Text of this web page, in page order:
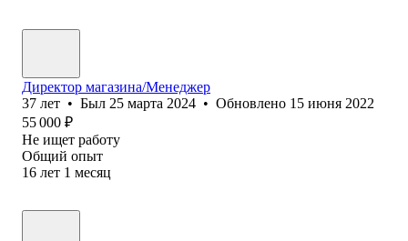
Директор магазина/Менеджер
37 лет • Был 25 марта 2024 • Обновлено 15 июня 2022
55 000 ₽
Не ищет работу
Общий опыт
16 лет 1 месяц